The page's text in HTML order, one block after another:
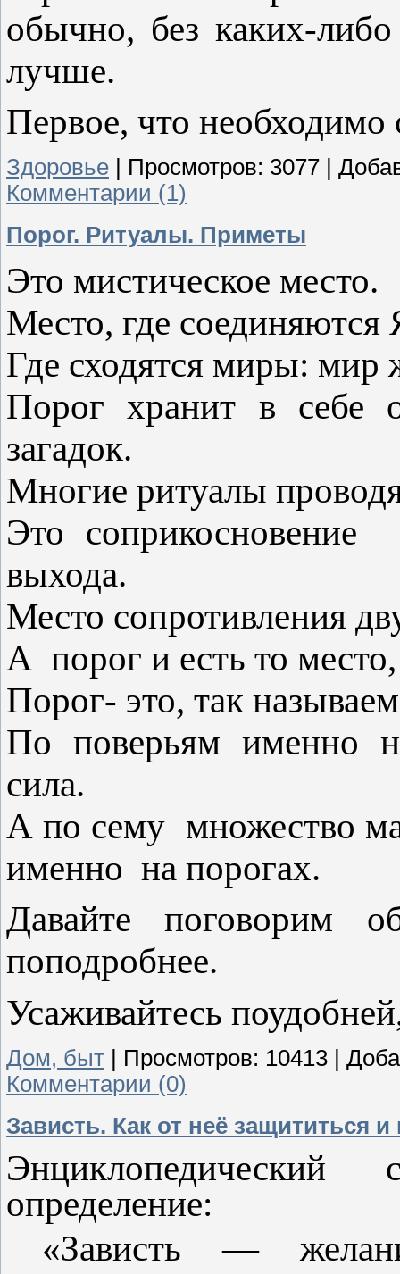
обычно, без каких-
лучше.
Первое, что необходимо
Здоровье Просмотров: 3077
Комментарии (1)
Порог. Ритуалы. Приметы
Это мистическое место.
Место, где соединяются
Где сходятся миры:
Порог хранит в себе
загадок.
Многие ритуалы
Это
выхода.
Место сопротивления
А порог и есть то
Порог- это, так
По поверьям именно
сила.
А по сему множество
именно на порогах.
Давайте поговорим
поподробнее.
Усаживайтесь
Дом, быт | Просмотров: 10413 |
Комментарии (0)
Зависть. Как от неё защититься и
определение:
«Зависть —